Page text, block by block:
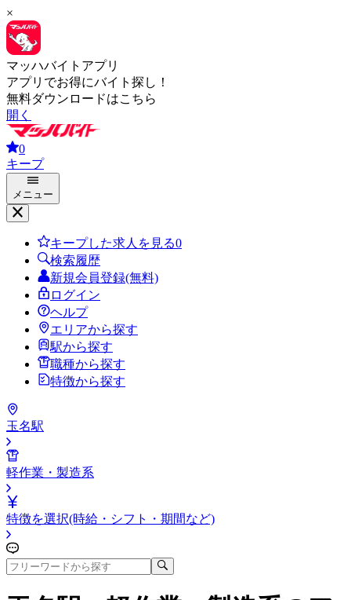
×
マッハバイトアプリ
アプリでお得にバイト探し！
無料ダウンロードはこちら
開く
0
キープ
メニュー
キープした求人を見る0
検索履歴
新規会員登録(無料)
ログイン
ヘルプ
エリアから探す
駅から探す
職種から探す
特徴から探す
玉名駅
軽作業・製造系
特徴を選択(時給・シフト・期間など)